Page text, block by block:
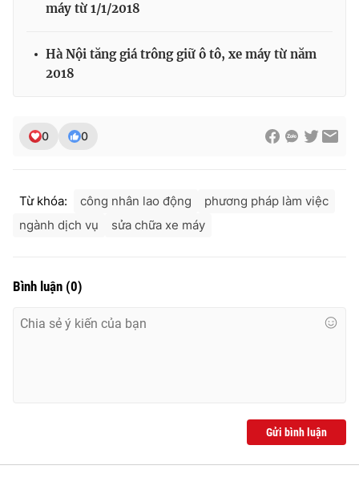
máy từ 1/1/2018
Hà Nội tăng giá trông giữ ô tô, xe máy từ năm
2018
0 0
Từ khóa: công nhân lao động
phương pháp làm việc
ngành dịch vụ
sửa chữa xe máy
Bình luận (0)
Gửi bình luận